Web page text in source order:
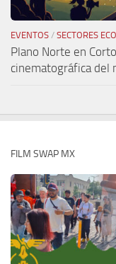
EVENTOS / SECTORES
Plano Norte en
cinematográfica del
FILM SWAP MX